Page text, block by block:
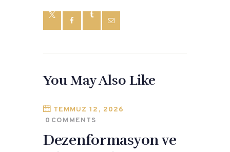
You May Also Like
TEMMUZ 12, 2026
0 COMMENTS
Dezenformasyon ve